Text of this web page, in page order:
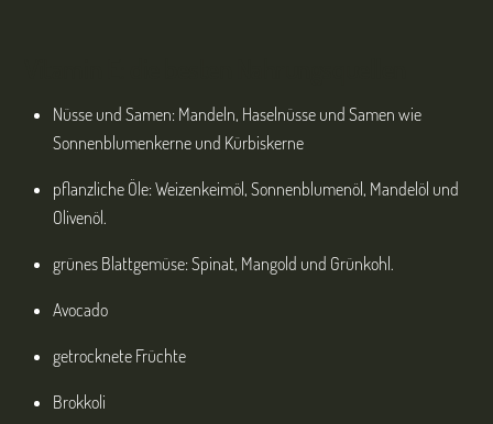
Nüsse und Samen: Mandeln, Haselnüsse und Samen wie
Sonnenblumenkerne und Kürbiskerne
pflanzliche Öle: Weizenkeimöl, Sonnenblumenöl, Mandelöl und
Olivenöl.
grünes Blattgemüse: Spinat, Mangold und Grünkohl.
Avocado
getrocknete Früchte
Brokkoli